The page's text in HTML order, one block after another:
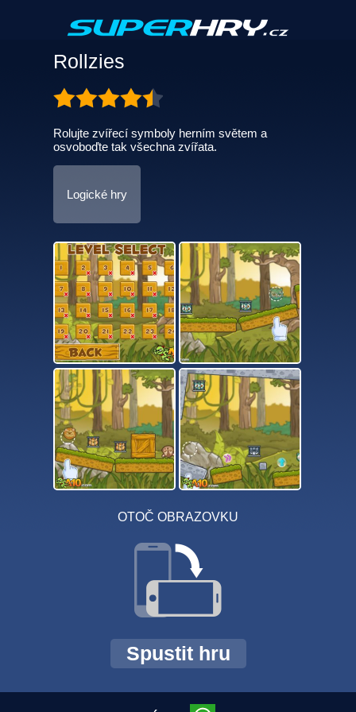
Rollzies
Rolujte zvířecí symboly herním světem a
osvoboďte tak všechna zvířata.
Logické hry
OTOČ OBRAZOVKU
Spustit hru